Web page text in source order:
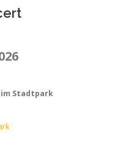
Stadtpark